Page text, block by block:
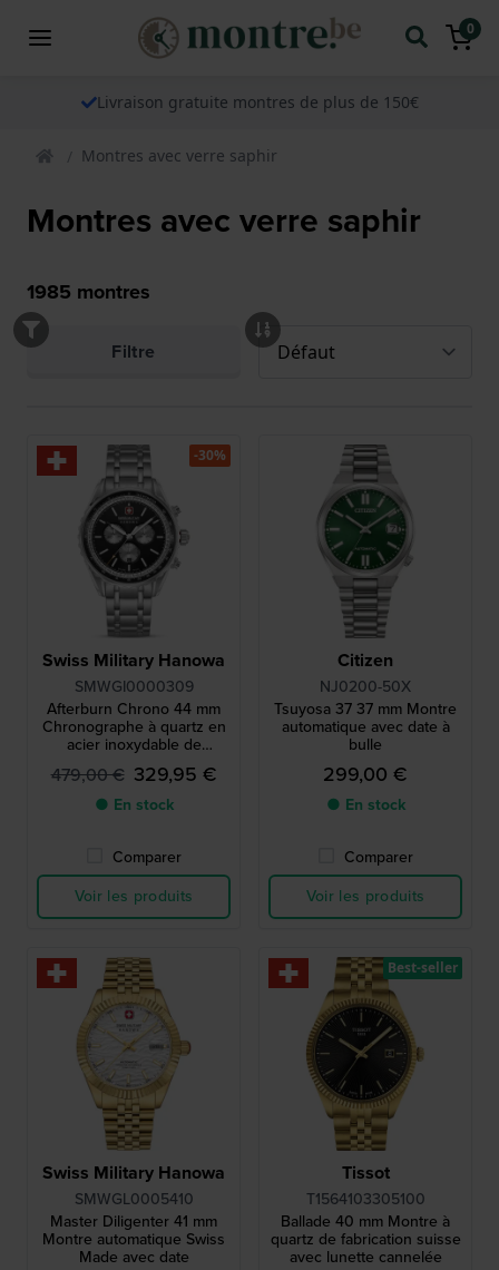
0
Livraison gratuite montres de plus de 150€
Montres avec verre saphir
Montres avec verre saphir
1985 montres
Filtre
Swiss Military Hanowa
SMWGI0000309
Afterburn Chrono 44 mm
Chronographe à quartz en
acier inoxydable de
fabrication suisse
479,00 € 329,95 €
● En stock
Comparer
Voir les produits
-30%
Citizen
NJ0200-50X
Tsuyosa 37 37 mm Montre
automatique avec date à
bulle
299,00 €
● En stock
Comparer
Voir les produits
Swiss Military Hanowa
SMWGL0005410
Master Diligenter 41 mm
Montre automatique Swiss
Made avec date
Tissot
T1564103305100
Ballade 40 mm Montre à
quartz de fabrication suisse
avec lunette cannelée
Best-seller